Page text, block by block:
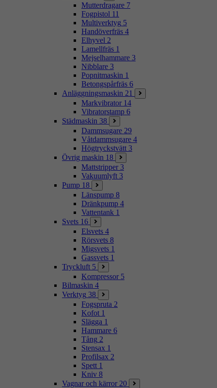
Mutterdragare 7
Fogpistol 11
Multiverktyg 5
Handöverfräs 4
Elhyvel 2
Lamellfräs 1
Mejselhammare 3
Nibblare 3
Popnitmaskin 1
Betongspårfräs 6
Anläggningsmaskin 21
Markvibrator 14
Vibratorstamp 6
Städmaskin 38
Dammsugare 29
Våtdammsugare 4
Högtryckstvätt 3
Övrig maskin 18
Mattstripper 3
Vakuumlyft 3
Pump 18
Länspump 8
Dränkpump 4
Vattentank 1
Svets 16
Elsvets 4
Rörsvets 8
Migsvets 1
Gassvets 1
Tryckluft 5
Kompressor 5
Bilmaskin 4
Verktyg 38
Fogspruta 2
Kofot 1
Slägga 1
Hammare 6
Tång 2
Stensax 1
Profilsax 2
Spett 1
Kniv 8
Vagnar och kärror 20